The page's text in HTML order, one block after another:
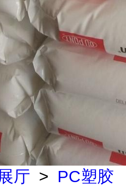
厅 > PC塑胶